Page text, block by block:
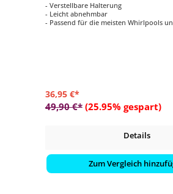
- Verstellbare Halterung
- Leicht abnehmbar
- Passend für die meisten Whirlpools
36,95 €*
49,90 €* (25.95% gespart)
Details
Zum Vergleich